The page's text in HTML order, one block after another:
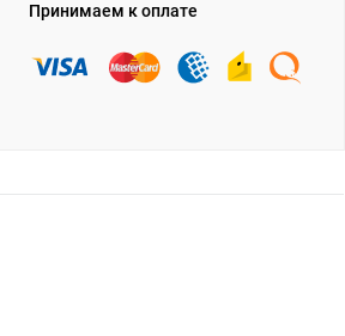
Принимаем к оплате